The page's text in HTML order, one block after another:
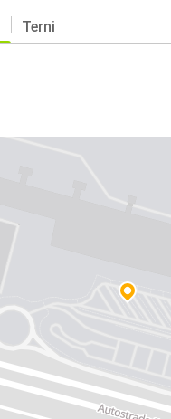
Terni